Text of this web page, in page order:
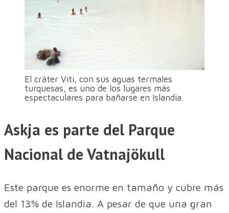
El cráter Viti, con sus aguas termales
turquesas, es uno de los lugares más
espectaculares para bañarse en Islandia.
Askja es parte del Parque
Nacional de Vatnajökull
Este parque es enorme en tamaño y cubre más
del 13% de Islandia. A pesar de que una gran